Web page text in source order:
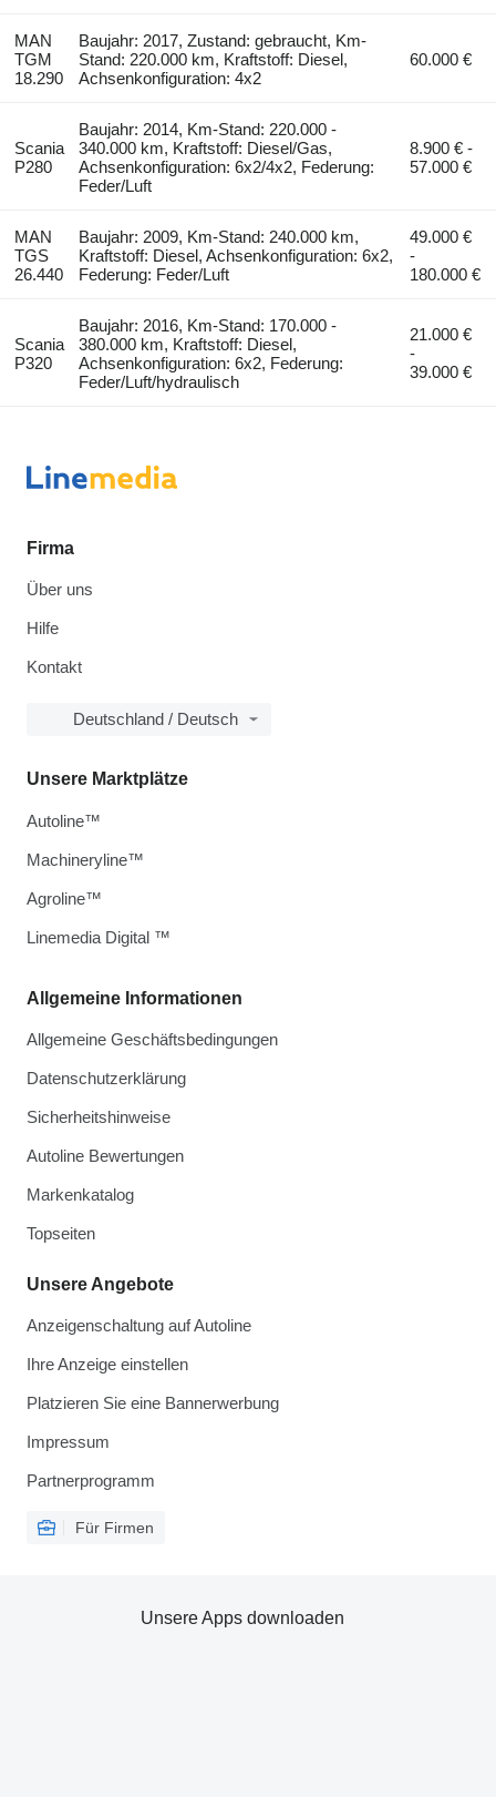
MAN
TGM
18.290
Baujahr: 2017, Zustand: gebraucht, Km-
Stand: 220.000 km, Kraftstoff: Diesel,
Achsenkonfiguration: 4x2
60.000 €
Scania
P280
Baujahr: 2014, Km-Stand: 220.000 -
340.000 km, Kraftstoff: Diesel/Gas,
Achsenkonfiguration: 6x2/4x2, Federung:
Feder/Luft
8.900 € -
57.000 €
MAN
TGS
26.440
Baujahr: 2009, Km-Stand: 240.000 km,
Kraftstoff: Diesel, Achsenkonfiguration: 6x2,
Federung: Feder/Luft
49.000 €
-
180.000 €
Scania
P320
Baujahr: 2016, Km-Stand: 170.000 -
380.000 km, Kraftstoff: Diesel,
Achsenkonfiguration: 6x2, Federung:
Feder/Luft/hydraulisch
21.000 €
-
39.000 €
Firma
Über uns
Hilfe
Kontakt
Deutschland / Deutsch
Allgemeine Informationen
Allgemeine Geschäftsbedingungen
Datenschutzerklärung
Sicherheitshinweise
Autoline Bewertungen
Markenkatalog
Topseiten
Unsere Angebote
Anzeigenschaltung auf Autoline
Ihre Anzeige einstellen
Platzieren Sie eine Bannerwerbung
Impressum
Partnerprogramm
Für Firmen
Unsere Marktplätze
Autoline™
Machineryline™
Agroline™
Linemedia Digital ™
Unsere Apps downloaden